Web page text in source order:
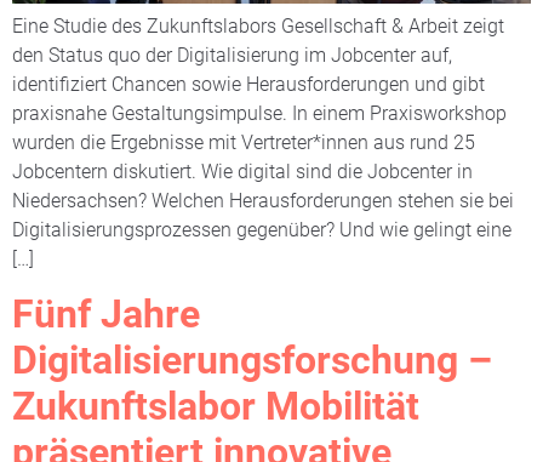
Eine Studie des Zukunftslabors Gesellschaft & Arbeit zeigt
den Status quo der Digitalisierung im Jobcenter auf,
identifiziert Chancen sowie Herausforderungen und gibt
praxisnahe Gestaltungsimpulse. In einem Praxisworkshop
wurden die Ergebnisse mit Vertreter*innen aus rund 25
Jobcentern diskutiert. Wie digital sind die Jobcenter in
Niedersachsen? Welchen Herausforderungen stehen sie bei
Digitalisierungsprozessen gegenüber? Und wie gelingt eine
[…]
Fünf Jahre
Digitalisierungsforschung –
Zukunftslabor Mobilität
präsentiert innovative